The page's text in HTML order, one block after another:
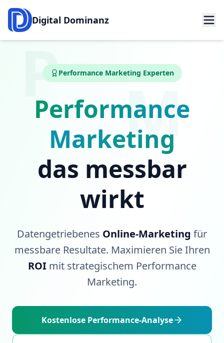
Digital Dominanz
P M
Performance Marketing Experten
Performance
Marketing
das messbar
wirkt
Datengetriebenes Online-Marketing für
messbare Resultate. Maximieren Sie Ihren
ROImit strategischem Performance
Marketing.
Kostenlose Performance-Analyse